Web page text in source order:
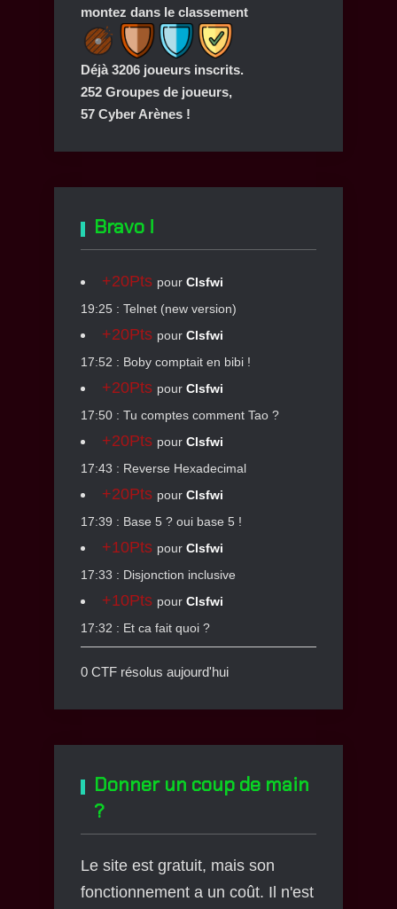
montez dans le classement
Déjà 3206 joueurs inscrits.
252 Groupes de joueurs,
57 Cyber Arènes !
Bravo !
+20Pts pour Clsfwi
19:25 : Telnet (new version)
+20Pts pour Clsfwi
17:52 : Boby comptait en bibi !
+20Pts pour Clsfwi
17:50 : Tu comptes comment Tao ?
+20Pts pour Clsfwi
17:43 : Reverse Hexadecimal
+20Pts pour Clsfwi
17:39 : Base 5 ? oui base 5 !
+10Pts pour Clsfwi
17:33 : Disjonction inclusive
+10Pts pour Clsfwi
17:32 : Et ca fait quoi ?
0 CTF résolus aujourd'hui
Donner un coup de main
?
Le site est gratuit, mais son
fonctionnement a un coût. Il n'est